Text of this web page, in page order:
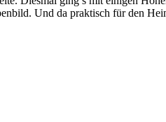
Und da praktisch für den